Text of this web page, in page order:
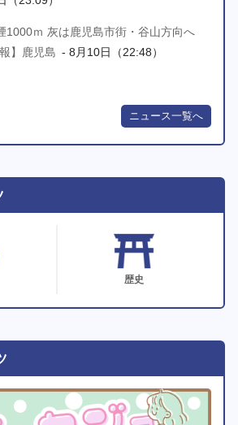
1000ｍ 灰は鹿児島市街・谷山方向へ
】鹿児島 - 8月10日（22:48）
ニュース一覧へ
歴史